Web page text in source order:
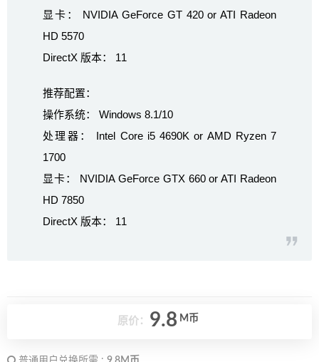
显卡： NVIDIA GeForce GT 420 or ATI Radeon
HD 5570
DirectX 版本： 11
推荐配置：
操作系统： Windows 8.1/10
处理器： Intel Core i5 4690K or AMD Ryzen 7
1700
显卡： NVIDIA GeForce GTX 660 or ATI Radeon
HD 7850
DirectX 版本： 11
原价： 9.8 M币